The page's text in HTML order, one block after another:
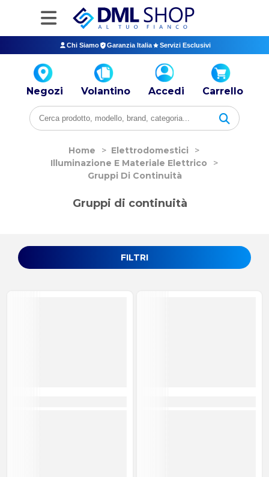
Chi Siamo Garanzia Italia Servizi Esclusivi
Negozi Volantino Accedi Carrello
Home > Elettrodomestici
>
Illuminazione E Materiale Elettrico
>
Gruppi Di Continuità
FILTRI
Gruppi di continuità